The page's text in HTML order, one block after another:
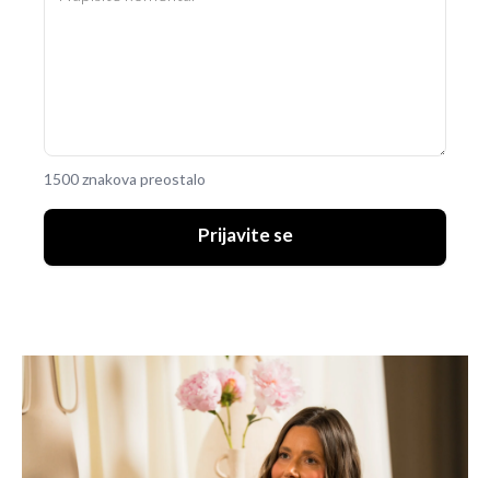
1500 znakova preostalo
Prijavite se